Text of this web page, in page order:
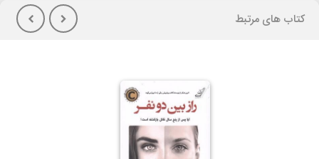
هنگام تحویل کالا(پس کرایه) دارند توصیه می شود.
ارسال با پست تیپاکس، هزینه حمل به عهده مشتری خواهد بود.
سرویس‌دهی تیپاکس در بیش از 80 شهر که تک مسیره هستند به طور
کتاب های مرتبط